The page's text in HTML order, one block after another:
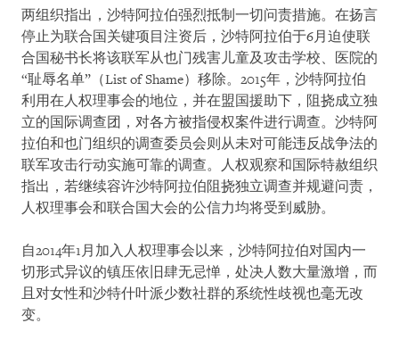
两组织指出，沙特阿拉伯强烈抵制一切问责措施。在扬言
停止为联合国关键项目注资后，沙特阿拉伯于6月迫使联
合国秘书长将该联军从也门残害儿童及攻击学校、医院的
“耻辱名单”（List of Shame）移除。2015年，沙特阿拉伯
利用在人权理事会的地位，并在盟国援助下，阻挠成立独
立的国际调查团，对各方被指侵权案件进行调查。沙特阿
拉伯和也门组织的调查委员会则从未对可能违反战争法的
联军攻击行动实施可靠的调查。人权观察和国际特赦组织
指出，若继续容许沙特阿拉伯阻挠独立调查并规避问责，
人权理事会和联合国大会的公信力均将受到威胁。
自2014年1月加入人权理事会以来，沙特阿拉伯对国内一
切形式异议的镇压依旧肆无忌惮，处决人数大量激增，而
且对女性和沙特什叶派少数社群的系统性歧视也毫无改
变。